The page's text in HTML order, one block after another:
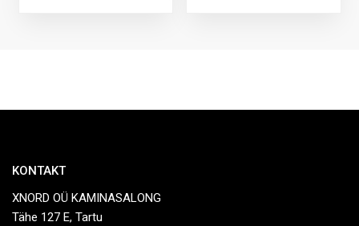
KONTAKT
XNORD OÜ KAMINASALONG
Tähe 127 E, Tartu